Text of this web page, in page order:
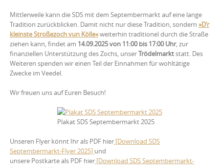
Mittlerweile kann die SDS mit dem Septembermarkt auf eine lange
Tradition zurückblicken. Damit nicht nur diese Tradition, sondern »D’r
kleinste Stroßezoch vun Kölle«weiterhin traditionel durch die Straße
ziehen kann, findet am 14.09.2025 von 11:00 bis 17:00 Uhr, zur
finanziellen Unterstützung des Zochs, unserTrödelmarktstatt. Des
Weiteren spenden wir einen Teil der Einnahmen für wohltätige
Zwecke im Veedel.
Wir freuen uns auf Euren Besuch!
Plakat SDS Septembermarkt 2025
Unseren Flyer könnt Ihr als PDF hier [Download SDS
Septembermarkt-Flyer 2025] und
unsere Postkarte als PDF hier [Download SDS Septembermarkt-